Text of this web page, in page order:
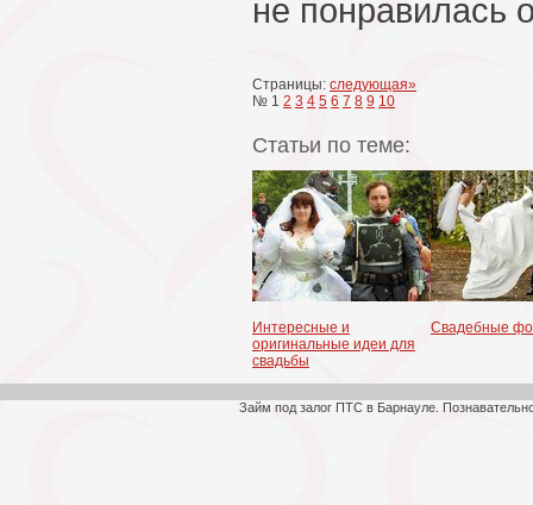
не понравилась
Страницы: следующая»
№ 1 2 3 4 5 6 7 8 9 10
Статьи по теме:
Интересные и
оригинальные идеи для
свадьбы
Свадебные
Займ под залог ПТС в Барнауле.